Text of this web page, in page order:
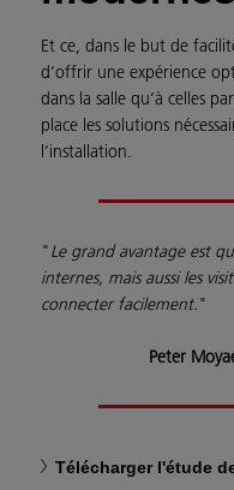
Et ce, dans le but de
d’offrir une expérience
dans la salle qu’à celles
place les solutions
l’installation.
"Le grand avantage est
internes, mais aussi les
connecter facilement."
Peter
Télécharger l'étude